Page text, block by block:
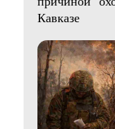
Кавказе